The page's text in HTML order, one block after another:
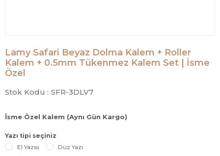
Lamy Safari Beyaz Dolma Kalem + Roller
Kalem + 0.5mm Tükenmez Kalem Set | İsme
Özel
Stok Kodu : SFR-3DLV7
İsme Özel Kalem (Aynı Gün Kargo)
Yazı tipi seçiniz
El Yazısı
Düz Yazı